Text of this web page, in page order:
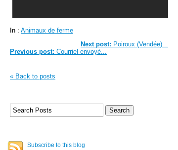
In : Animaux de ferme
Next post: Poiroux (Vendée)...
Previous post: Courriel envoyé...
« Back to posts
Subscribe to this blog